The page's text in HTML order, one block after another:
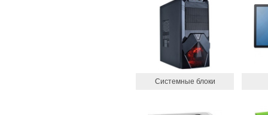
Системные блоки